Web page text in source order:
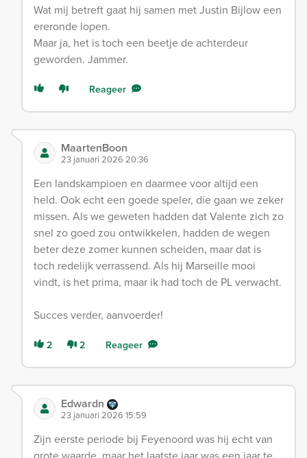
Wat mij betreft gaat hij samen met Justin Bijlow een
ereronde lopen.
Maar ja, het is toch een beetje de achterdeur
geworden. Jammer.
Reageer
MaartenBoon
23 januari 2026 20:36
Een landskampioen en daarmee voor altijd een
held. Ook echt een goede speler, die gaan we zeker
missen. Als we geweten hadden dat Valente zich zo
snel zo goed zou ontwikkelen, hadden de wegen
beter deze zomer kunnen scheiden, maar dat is
toch redelijk verrassend. Als hij Marseille mooi
vindt, is het prima, maar ik had toch de PL verwacht.
Succes verder, aanvoerder!
2 2 Reageer
Edwardn
23 januari 2026 15:59
Zijn eerste periode bij Feyenoord was hij echt van